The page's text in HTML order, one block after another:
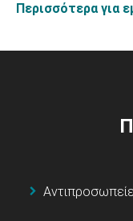
Περισσότερα για